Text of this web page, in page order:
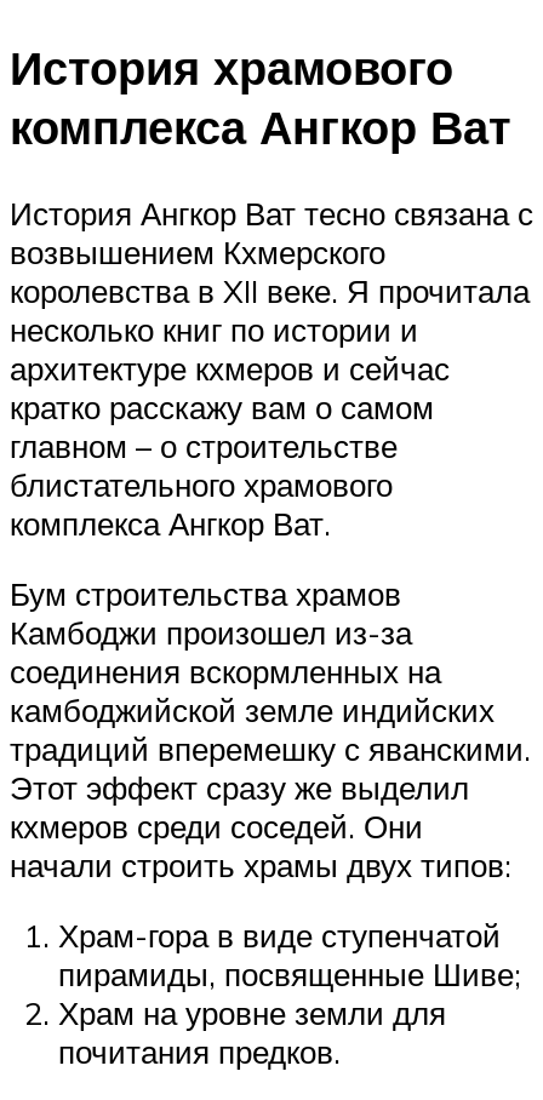
История храмового
комплекса Ангкор Ват
История Ангкор Ват тесно связана с
возвышением Кхмерского
королевства в XII веке. Я прочитала
несколько книг по истории и
архитектуре кхмеров и сейчас
кратко расскажу вам о самом
главном – о строительстве
блистательного храмового
комплекса Ангкор Ват.
Бум строительства храмов
Камбоджи произошел из-за
соединения вскормленных на
камбоджийской земле индийских
традиций вперемешку с яванскими.
Этот эффект сразу же выделил
кхмеров среди соседей. Они
начали строить храмы двух типов:
Храм-гора в виде ступенчатой
пирамиды, посвященные Шиве;
Храм на уровне земли для
почитания предков.